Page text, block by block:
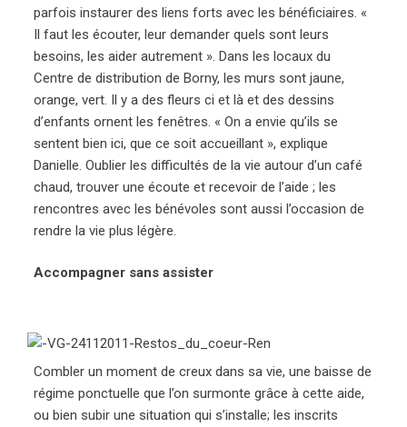
parfois instaurer des liens forts avec les bénéficiaires. «
Il faut les écouter, leur demander quels sont leurs
besoins, les aider autrement ». Dans les locaux du
Centre de distribution de Borny, les murs sont jaune,
orange, vert. Il y a des fleurs ci et là et des dessins
d’enfants ornent les fenêtres. « On a envie qu’ils se
sentent bien ici, que ce soit accueillant », explique
Danielle. Oublier les difficultés de la vie autour d’un café
chaud, trouver une écoute et recevoir de l’aide ; les
rencontres avec les bénévoles sont aussi l’occasion de
rendre la vie plus légère.
Accompagner sans assister
Combler un moment de creux dans sa vie, une baisse de
régime ponctuelle que l’on surmonte grâce à cette aide,
ou bien subir une situation qui s’installe; les inscrits